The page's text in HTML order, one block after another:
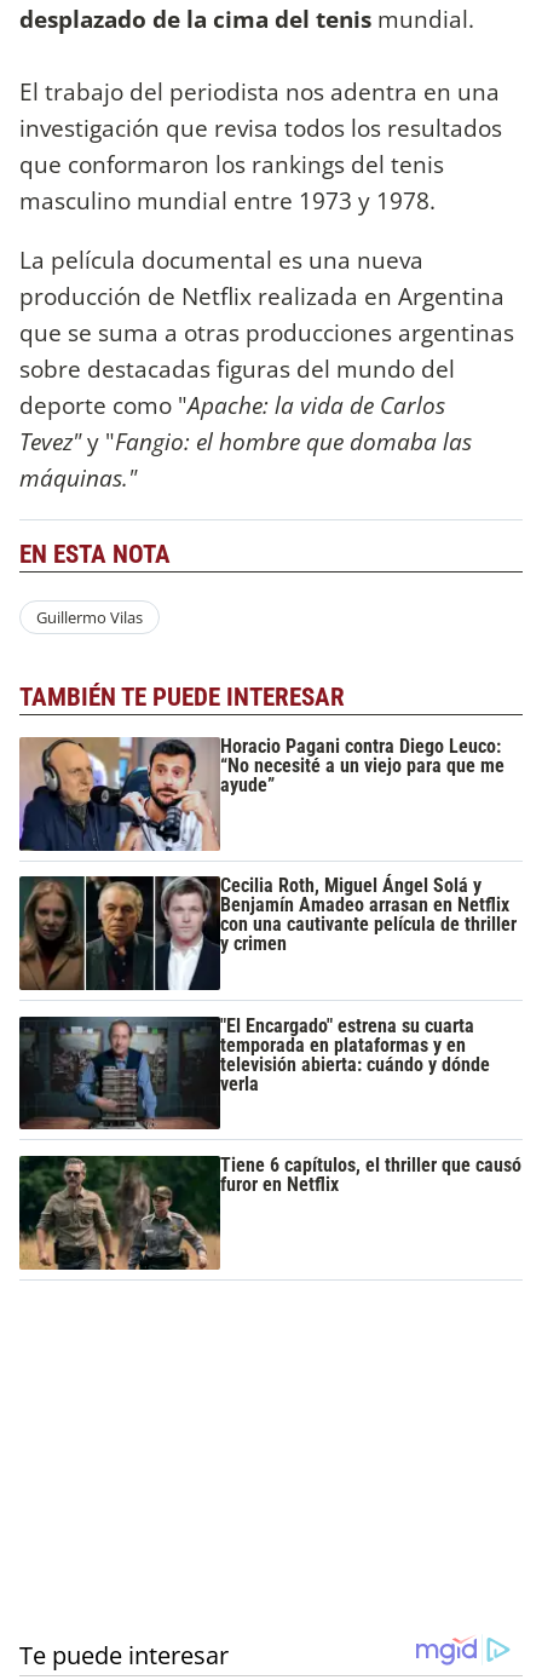
desplazado de la cima del tenis mundial.
El trabajo del periodista nos adentra en una
investigación que revisa todos los resultados
que conformaron los rankings del tenis
masculino mundial entre 1973 y 1978.
La película documental es una nueva
producción de Netflix realizada en Argentina
que se suma a otras producciones argentinas
sobre destacadas figuras del mundo del
deporte como "Apache: la vida de Carlos
Tevez"y "Fangio: el hombre que domaba las
máquinas."
EN ESTA NOTA
Guillermo Vilas
TAMBIÉN TE PUEDE INTERESAR
Horacio Pagani contra Diego Leuco:
“No necesité a un viejo para que me
ayude”
Cecilia Roth, Miguel Ángel Solá y
Benjamín Amadeo arrasan en Netflix
con una cautivante película de thriller
y crimen
"El Encargado" estrena su cuarta
temporada en plataformas y en
televisión abierta: cuándo y dónde
verla
Tiene 6 capítulos, el thriller que causó
furor en Netflix